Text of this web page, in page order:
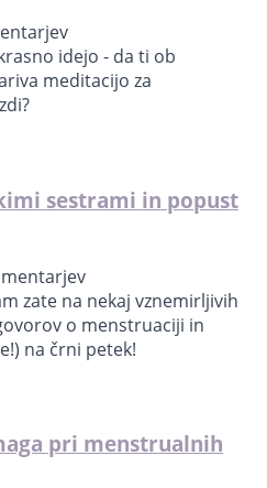
idejo - da ti ob
meditacijo za
sestrami in popust
zate na nekaj vznemirljivih
o menstruaciji in
na črni petek!
pri menstrualnih